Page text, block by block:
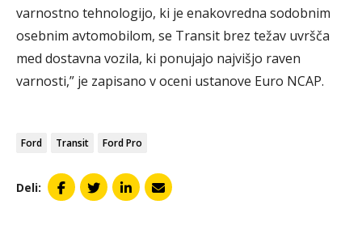
varnostno tehnologijo, ki je enakovredna sodobnim
osebnim avtomobilom, se Transit brez težav uvršča
med dostavna vozila, ki ponujajo najvišjo raven
varnosti,” je zapisano v oceni ustanove Euro NCAP.
Ford Transit Ford Pro
Deli: